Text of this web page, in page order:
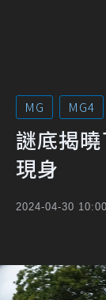
MG MG4
謎底揭
現身
2024-04-30 10:00